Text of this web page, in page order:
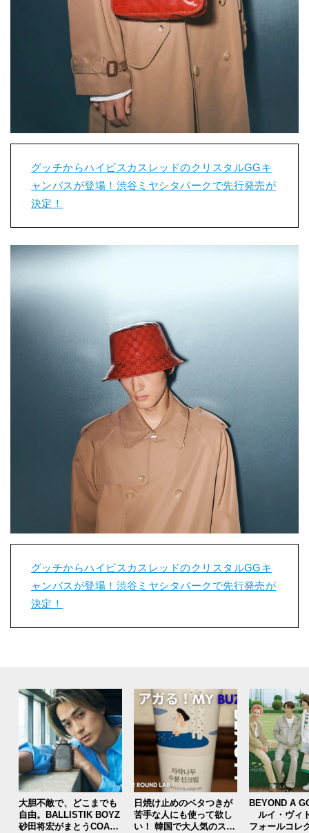
グッチからハイビスカスレッドのクリスタルGGキ
ャンバスが登場！渋谷ミヤシタパークで先行発売が
決定！
グッチからハイビスカスレッドのクリスタルGGキ
ャンバスが登場！渋谷ミヤシタパークで先行発売が
決定！
大胆不敵で、どこまでも
自由。BALLISTIK BOYZ
砂田将宏がまとうCOACH
日焼け止めのベタつきが
苦手な人にも使って欲し
い！ 韓国で大人気のスト
BEYOND A
ルイ・ヴィ
フォールコレ